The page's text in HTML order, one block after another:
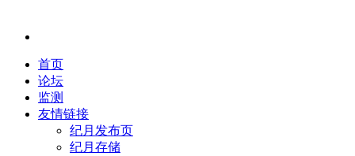
首页
论坛
监测
友情链接
纪月发布页
纪月存储